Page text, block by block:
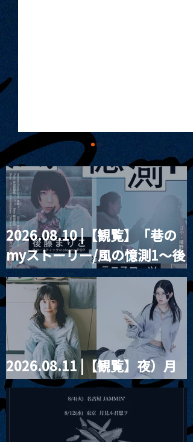
MoonRomantic
Channel1周年記念Live
2026.08.10 |【観覧】「巷の
myストーリー/風の憶測1～後
藤まりこアコースティック
violence POPとテニスコー
ツ」
2026.08.11 |【観覧】夜）月
見ル君想フpre. Sugar Shock